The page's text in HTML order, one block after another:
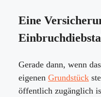
Eine
Gerade dann, wenn
eigenen Grundstück
öffentlich zugänglich